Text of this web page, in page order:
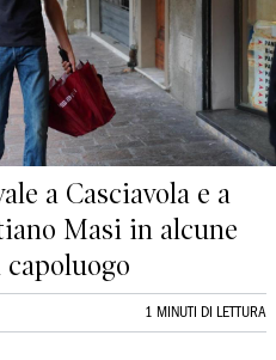
a Casciavola e a
Masi in alcune
1 MINUTI DI LETTURA